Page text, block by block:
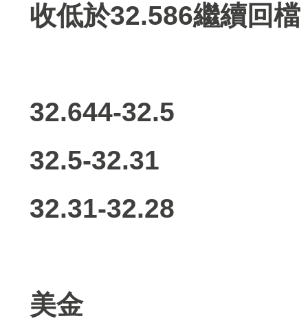
收低於32.586繼續回檔
32.644-32.5
32.5-32.31
32.31-32.28
美金